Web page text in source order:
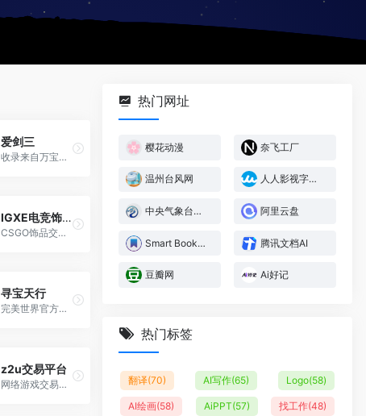
爱剑三
收录来自万宝楼、剑三代售、个人发布的全部剑网3的账号信息服务
IGXE电竞饰品交易平台
CSGO饰品交易,CSGO饰品租赁,CS2饰品交易,steam游戏CDK,电竞饰品商城,游戏饰品集市
寻宝天行
完美世界官方授权,游戏交易,端游交易,安全游戏交易,完美世界官方合作虚拟物品交易伙伴
z2u交易平台
网络游戏交易平台| 各种游戏金币/充值/装备/账号/游戏点卡/礼品卡
热门网址
樱花动漫 奈飞工厂
温州台风网 人人影视字幕组
中央气象台台风网 阿里云盘
Smart Bookmark 腾讯文档AI
豆瓣网 Ai好记
热门标签
翻译(70) AI写作(65) Logo(58)
AI绘画(58) AiPPT(57) 找工作(48)